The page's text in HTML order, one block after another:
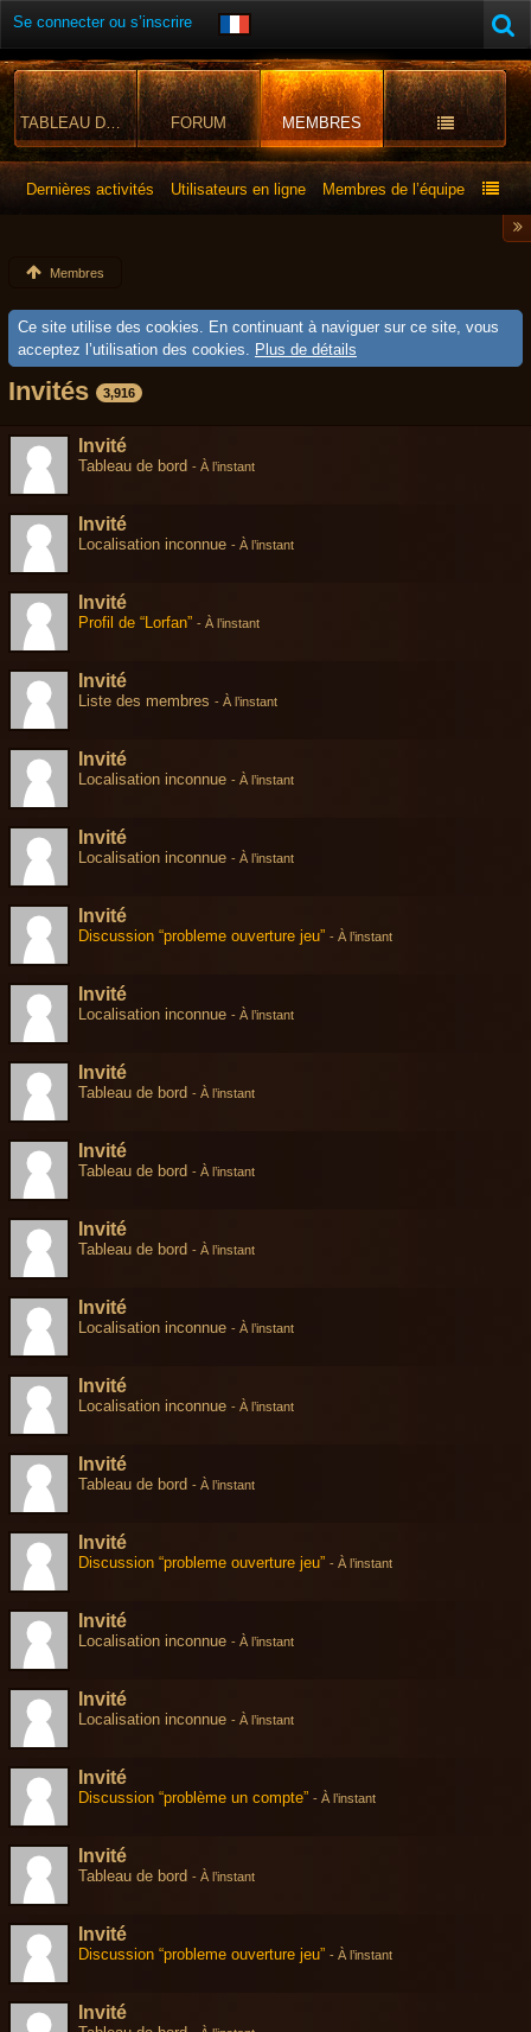
Se connecter ou s’inscrire
TABLEAU DE BORD FORUM MEMBRES
Dernières activités Utilisateurs en ligne Membres de l’équipe
Membres
Ce site utilise des cookies. En continuant à naviguer sur ce site, vous
acceptez l’utilisation des cookies. Plus de détails
Invités 3,916
Invité
Tableau de bord - À l’instant
Invité
Localisation inconnue - À l’instant
Invité
Profil de “Lorfan” - À l’instant
Invité
Liste des membres - À l’instant
Invité
Localisation inconnue - À l’instant
Invité
Localisation inconnue - À l’instant
Invité
Discussion “probleme ouverture jeu” - À l’instant
Invité
Localisation inconnue - À l’instant
Invité
Tableau de bord - À l’instant
Invité
Tableau de bord - À l’instant
Invité
Tableau de bord - À l’instant
Invité
Localisation inconnue - À l’instant
Invité
Localisation inconnue - À l’instant
Invité
Tableau de bord - À l’instant
Invité
Discussion “probleme ouverture jeu” - À l’instant
Invité
Localisation inconnue - À l’instant
Invité
Localisation inconnue - À l’instant
Invité
Discussion “problème un compte” - À l’instant
Invité
Tableau de bord - À l’instant
Invité
Discussion “probleme ouverture jeu” - À l’instant
Invité